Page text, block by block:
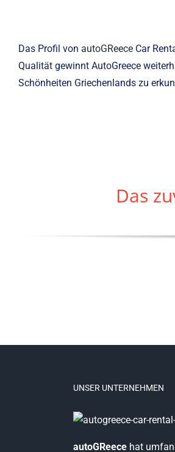
Das Profil von autoGReeceCar
Qualität gewinnt AutoGreece
Schönheiten Griechenlands zu
Das
UNSER UNTERNEHMEN
autoGReece hat